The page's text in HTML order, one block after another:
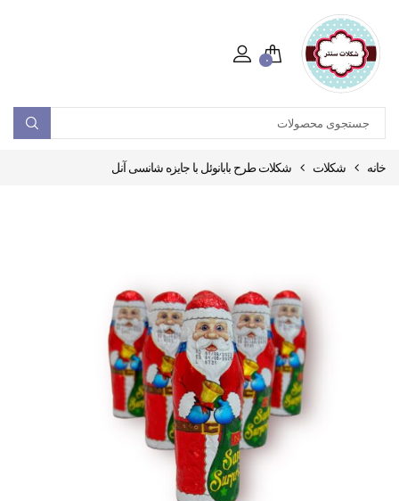
۰
خانه شکلات شکلات طرح بابانوئل با جایزه شانسی آنل